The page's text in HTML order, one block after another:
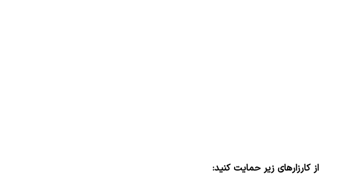
از کارزارهای زیر حمایت کنید: